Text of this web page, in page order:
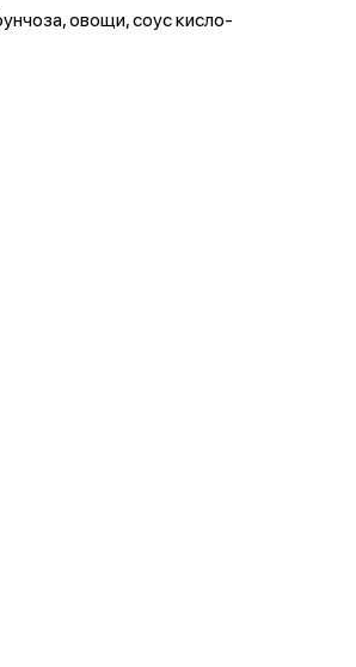
овощи, соус кисло-